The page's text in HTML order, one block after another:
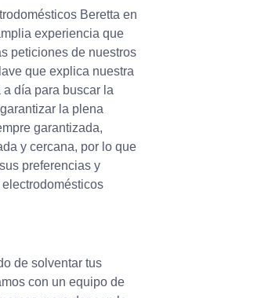
Beretta en
experiencia que
peticiones de nuestros
que explica nuestra
día para buscar la
la plena
garantizada,
y cercana, por lo que
preferencias y
de solventar tus
con un equipo de